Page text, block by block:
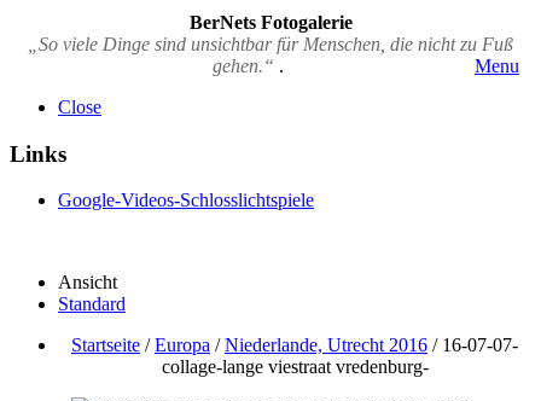
BerNets Fotogalerie
„So viele Dinge sind unsichtbar für Menschen, die nicht zu Fuß
gehen.“ .
Menu
Close
Links
Google-Videos-Schlosslichtspiele
Ansicht
Standard
Startseite /Europa /Niederlande, Utrecht 2016 / 16-07-07-
collage-lange viestraat vredenburg-